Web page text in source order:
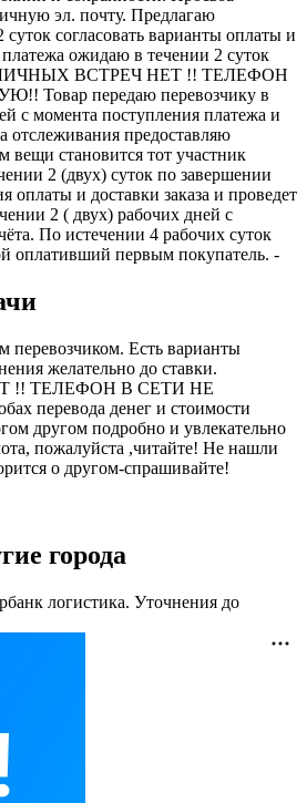
эл. почту. Предлагаю
согласовать варианты оплаты и
ожидаю в течении 2 суток
ЛИЧНЫХ ВСТРЕЧ НЕТ !! ТЕЛЕФОН
Товар передаю перевозчику в
с момента поступления платежа и
отслеживания предоставляю
вещи становится тот участник
2 (двух) суток по завершении
оплаты и доставки заказа и проведет
2 ( двух) рабочих дней с
По истечении 4 рабочих суток
оплативший первым покупатель. -
перевозчиком. Есть варианты
желательно до ставки.
!! ТЕЛЕФОН В СЕТИ НЕ
перевода денег и стоимости
другом подробно и увлекательно
пожалуйста ,читайте! Не нашли
о другом-спрашивайте!
города
логистика. Уточнения до